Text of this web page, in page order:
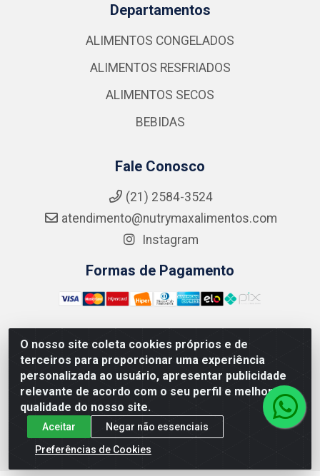
O nosso site coleta cookies próprios e de
terceiros para proporcionar uma experiência
personalizada ao usuário, apresentar publicidade
relevante de acordo com o seu perfil e melhorar a
qualidade do nosso site.
Aceitar
Negar não essenciais
Preferências de Cookies
Departamentos
ALIMENTOS CONGELADOS
ALIMENTOS RESFRIADOS
ALIMENTOS SECOS
BEBIDAS
Fale Conosco
(21) 2584-3524
atendimento@nutrymaxalimentos.com
Instagram
Formas de Pagamento
NUTRY MAX COMÉRCIO DE PRODUTOS ALIMENTICIOS
LTDA - RUA DO FEIJÃO, 721 PENHA CIRCULAR/RJ -
CNPJ: 15.796.122/0001-03